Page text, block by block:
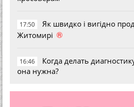
17:50
Як швидко і вигідно
Житомирі ®
16:46
Когда делать
она нужна?